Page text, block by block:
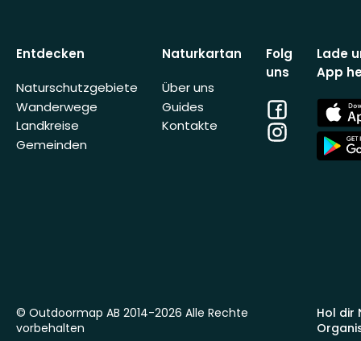
Entdecken
Naturschutzgebiete
Wanderwege
Landkreise
Gemeinden
Naturkartan
Über uns
Guides
Kontakte
Folg
uns
Facebook
Instagram
Lade
App
App
Store
App
Store
Hol dir
© Outdoormap AB 2014-2026 Alle Rechte
vorbehalten